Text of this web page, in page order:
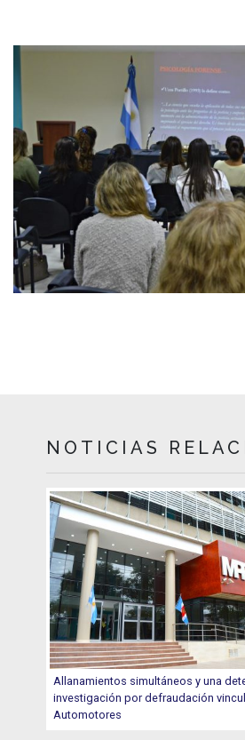
NOTICIAS
Allanamientos simultáneos y una
investigación por defraudación
Automotores